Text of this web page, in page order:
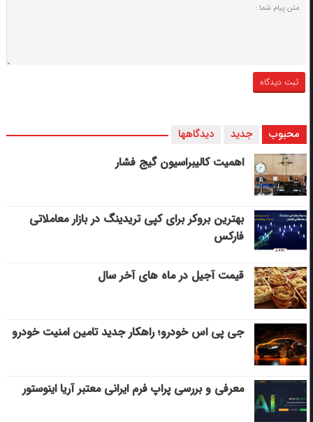
محبوب جدید دیدگاهها
اهمیت کالیبراسیون گیج فشار
بهترین بروکر برای کپی‌ تریدینگ در بازار معاملاتی
فارکس
قیمت آجیل در ماه های آخر سال
جی پی اس خودرو؛ راهکار جدید تامین امنیت خودرو
معرفی و بررسی پراپ فرم ایرانی معتبر آریا اینوستور